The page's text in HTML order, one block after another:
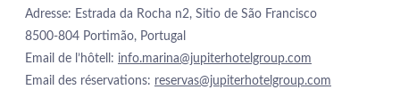
Adresse: Estrada da Rocha n2, Sitio de São Francisco
8500-804 Portimão, Portugal
Email de l’hôtell: info.marina@jupiterhotelgroup.com
Email des réservations: reservas@jupiterhotelgroup.com